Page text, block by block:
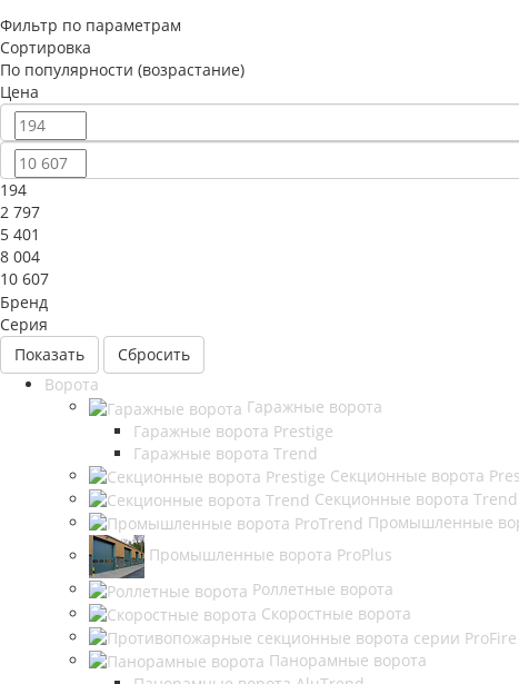
Фильтр по параметрам
Сортировка
По популярности (возрастание)
Цена
194
2 797
5 401
8 004
10 607
Бренд
Серия
Сбросить
Ворота
Гаражные ворота
Гаражные ворота Prestige
Гаражные ворота Trend
Секционные ворота
Секционные ворота Trend
Промышленные
Промышленные ворота ProPlus
Роллетные ворота
Скоростные ворота
Панорамные ворота